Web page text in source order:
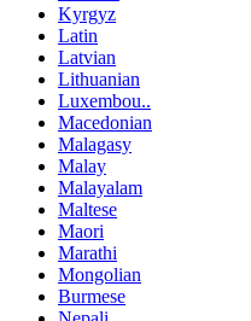
Kyrgyz
Latin
Latvian
Lithuanian
Luxembou..
Macedonian
Malagasy
Malay
Malayalam
Maltese
Maori
Marathi
Mongolian
Burmese